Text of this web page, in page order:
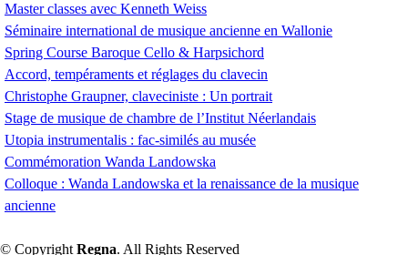
Master classes avec Kenneth Weiss
Séminaire international de musique ancienne en Wallonie
Spring Course Baroque Cello & Harpsichord
Accord, tempéraments et réglages du clavecin
Christophe Graupner, claveciniste : Un portrait
Stage de musique de chambre de l’Institut Néerlandais
Utopia instrumentalis : fac-similés au musée
Commémoration Wanda Landowska
Colloque : Wanda Landowska et la renaissance de la musique
ancienne
© Copyright Regna. All Rights Reserved